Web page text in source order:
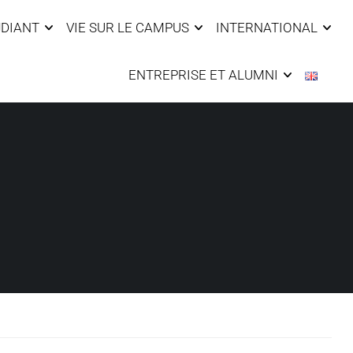
VIE SUR LE CAMPUS INTERNATIONAL
ENTREPRISE ET ALUMNI